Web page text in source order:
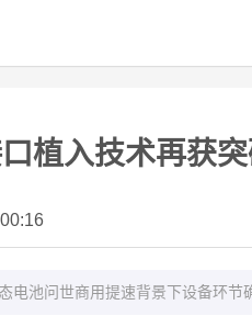
植入技术再获
电池问世商用提速背景下设备环节